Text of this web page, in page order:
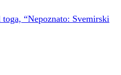
“Nepoznato: Svemirski